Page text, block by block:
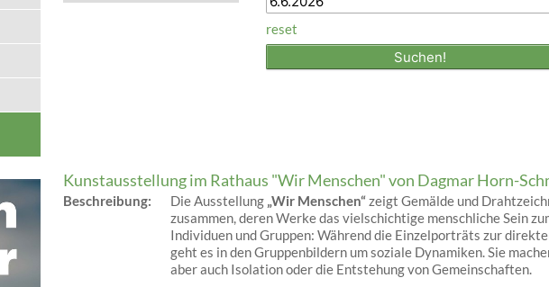
reset
Kunstausstellung im Rathaus "Wir Menschen" von Dagmar Horn-
Beschreibung: Die Ausstellung „Wir Menschen“zeigt Gemälde und
zusammen, deren Werke das vielschichtige menschliche Sein
Individuen und Gruppen: Während die Einzelporträts zur
geht es in den Gruppenbildern um soziale Dynamiken. Sie
aber auch Isolation oder die Entstehung von Gemeinschaften.